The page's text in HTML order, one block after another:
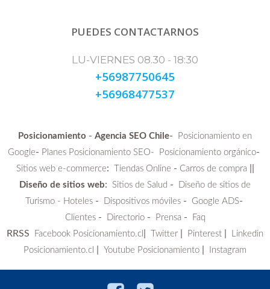
PUEDES CONTACTARNOS
LU-VIERNES 08.30 - 18:30
+56987750645
+56968477537
Posicionamiento - Agencia SEO Chile-
Posicionamiento en
Google- Planes Posicionamiento SEO- Posicionamiento orgánico-
Sitios web e-commerce: Tiendas Online - Carros de compra
Diseño de sitios web: Sitios de Salud -
Diseño de sitios de
Turismo - Hoteles- Dispositivos móviles- Google ADS-
Clientes- Directorio- Prensa - Faq
RRSS Facebook Posicionamiento.cl Twitter Pinterest
Linkedin
Posicionamiento.cl
Youtube Posicionamiento Instagram